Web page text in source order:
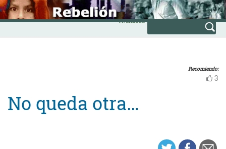
Skip
to
content
INICIO
Avanzada
Recomiendo:
3
No queda otra…